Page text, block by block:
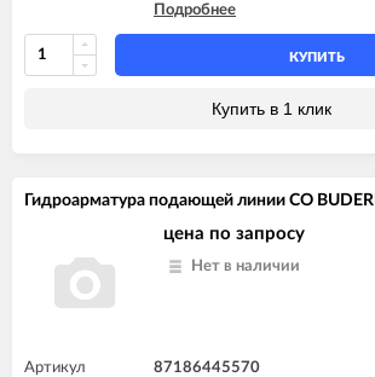
BUDERUS Logamax U072-35
BUDERUS Logamax U072-35K
Подробнее
КУПИТЬ
Купить в 1 клик
Гидроарматура подающей линии СО
цена по запросу
Нет в наличии
Артикул 87186445570